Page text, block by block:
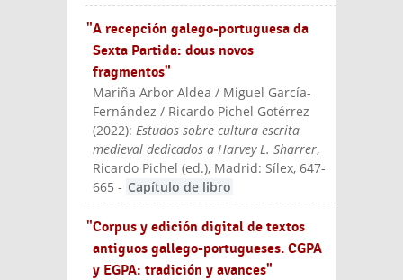
"A recepción galego-portuguesa da
Sexta Partida: dous novos
fragmentos"
Mariña Arbor Aldea / Miguel García-
Fernández / Ricardo Pichel Gotérrez
(2022):Estudos sobre cultura escrita
medieval dedicados a Harvey L. Sharrer,
Ricardo Pichel (ed.), Madrid: Sílex, 647-
665 - Capítulo de libro
"Corpus y edición digital de textos
antiguos gallego-portugueses. CGPA
y EGPA: tradición y avances"